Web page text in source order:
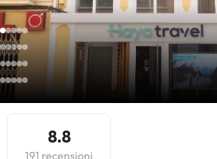
8.8
191 recensioni